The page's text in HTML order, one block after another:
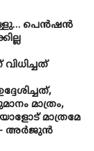
പെൻഷൻ
മാത്രം,
മാത്രമേ
അർജുൻ